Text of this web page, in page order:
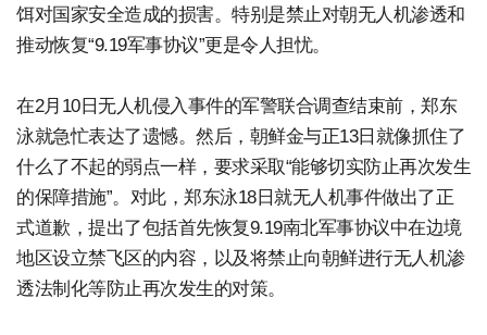
饵对国家安全造成的损害。特别是禁止对朝无人机渗透和
推动恢复“9.19军事协议”更是令人担忧。
在2月10日无人机侵入事件的军警联合调查结束前，郑东
泳就急忙表达了遗憾。然后，朝鲜金与正13日就像抓住了
什么了不起的弱点一样，要求采取“能够切实防止再次发生
的保障措施”。对此，郑东泳18日就无人机事件做出了正
式道歉，提出了包括首先恢复9.19南北军事协议中在边境
地区设立禁飞区的内容，以及将禁止向朝鲜进行无人机渗
透法制化等防止再次发生的对策。